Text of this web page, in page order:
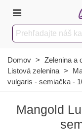
Domov > Zelenina a
Listová zelenina >
vulgaris - semiačka -
Mangold